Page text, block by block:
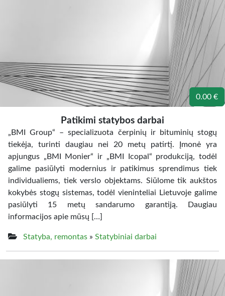
0.00 €
Patikimi statybos darbai
„BMI Group“ – specializuota čerpinių ir bituminių stogų
tiekėja, turinti daugiau nei 20 metų patirtį. Įmonė yra
apjungus „BMI Monier“ ir „BMI Icopal“ produkciją, todėl
galime pasiūlyti modernius ir patikimus sprendimus tiek
individualiems, tiek verslo objektams. Siūlome tik aukštos
kokybės stogų sistemas, todėl vieninteliai Lietuvoje galime
pasiūlyti 15 metų sandarumo garantiją. Daugiau
informacijos apie mūsų […]
Statyba, remontas » Statybiniai darbai